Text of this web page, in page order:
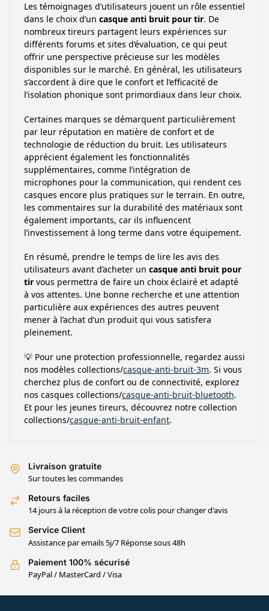
Les témoignages d’utilisateurs jouent un rôle essentiel
dans le choix d’un casque anti bruit pour tir. De
nombreux tireurs partagent leurs expériences sur
différents forums et sites d’évaluation, ce qui peut
offrir une perspective précieuse sur les modèles
disponibles sur le marché. En général, les utilisateurs
s’accordent à dire que le confort et l’efficacité de
l’isolation phonique sont primordiaux dans leur choix.
Certaines marques se démarquent particulièrement
par leur réputation en matière de confort et de
technologie de réduction du bruit. Les utilisateurs
apprécient également les fonctionnalités
supplémentaires, comme l’intégration de
microphones pour la communication, qui rendent ces
casques encore plus pratiques sur le terrain. En outre,
les commentaires sur la durabilité des matériaux sont
également importants, car ils influencent
l’investissement à long terme dans votre équipement.
En résumé, prendre le temps de lire les avis des
utilisateurs avant d’acheter un casque anti bruit pour
tir vous permettra de faire un choix éclairé et adapté
à vos attentes. Une bonne recherche et une attention
particulière aux expériences des autres peuvent
mener à l’achat d’un produit qui vous satisfera
pleinement.
💡 Pour une protection professionnelle, regardez aussi
nos modèles collections/casque-anti-bruit-3m. Si vous
cherchez plus de confort ou de connectivité, explorez
nos casques collections/casque-anti-bruit-bluetooth.
Et pour les jeunes tireurs, découvrez notre collection
collections/casque-anti-bruit-enfant.
Livraison gratuite
Sur toutes les commandes
Retours faciles
14 jours à la réception de votre colis pour changer d'avis
Service Client
Assistance par emails 5j/7 Réponse sous 48h
Paiement 100% sécurisé
PayPal / MasterCard / Visa